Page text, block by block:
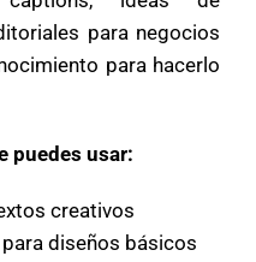
para negocios
para hacerlo
puedes usar:
creativos
diseños básicos